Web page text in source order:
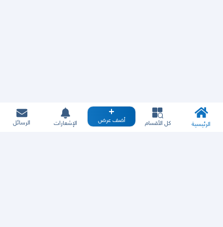
الرئيسية كل الأقسام أضف عرض الإشعارات الرسائل